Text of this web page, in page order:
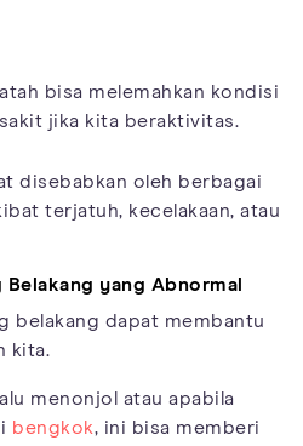
bisa melemahkan kondisi
jika kita beraktivitas.
disebabkan oleh berbagai
terjatuh, kecelakaan, atau
yang Abnormal
belakang dapat membantu
kita.
menonjol atau apabila
bengkok, ini bisa memberi